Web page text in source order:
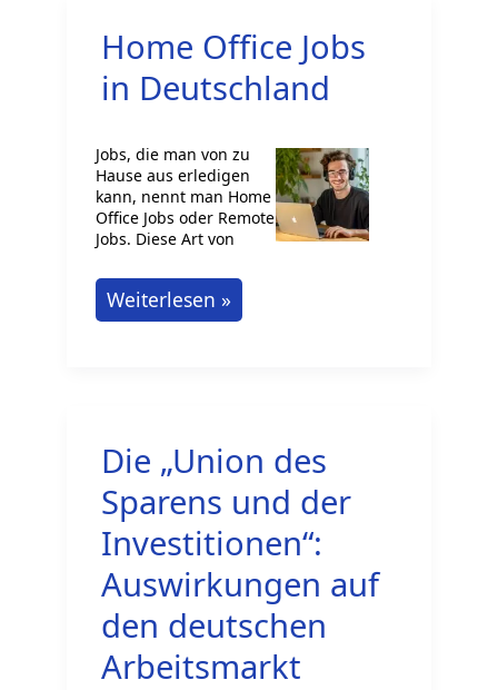
Studium
Erkunden
Home Office Jobs
in Deutschland
Jobs, die man von zu
Hause aus erledigen
kann, nennt man Home
Office Jobs oder Remote
Jobs. Diese Art von
Home
Office
Weiterlesen »
Die „Union des
Sparens und der
Investitionen“:
Auswirkungen auf
den deutschen
Arbeitsmarkt